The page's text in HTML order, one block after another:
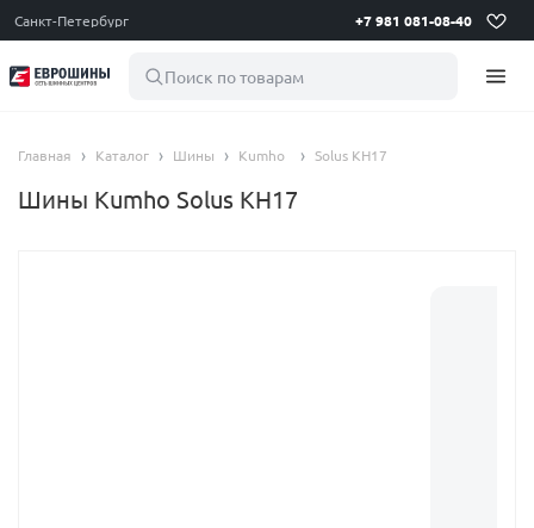
Санкт-Петербург +7 981 081-08-40
Поиск по товарам
Главная Каталог Шины Kumho Solus KH17
Шины Kumho Solus KH17